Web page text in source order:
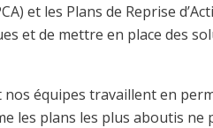
et les Plans de Reprise
et de mettre en place des
équipes travaillent en
les plans les plus aboutis ne